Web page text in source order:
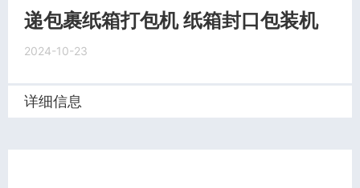
递包裹纸箱打包机 纸箱封口包装机
2024-10-23
详细信息